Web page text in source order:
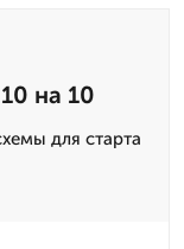
на 10
для старта